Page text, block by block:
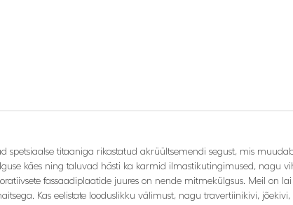
spetsiaalse titaaniga rikastatud akrüültsemendi segust, mis
käes ning taluvad hästi ka karmid ilmastikutingimused, nagu
fassaadiplaatide juures on nende mitmekülgsus. Meil on
Kas eelistate looduslikku välimust, nagu travertiinikivi, jõekivi,